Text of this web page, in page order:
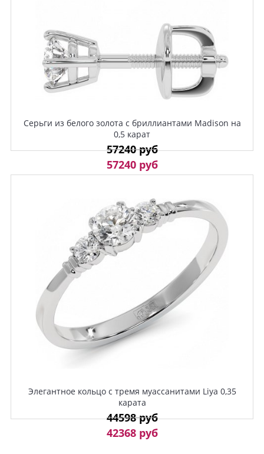
Серьги из белого золота с бриллиантами Madison на
0,5 карат
57240 руб
57240 руб
Элегантное кольцо с тремя муассанитами Liya 0,35
карата
44598 руб
42368 руб